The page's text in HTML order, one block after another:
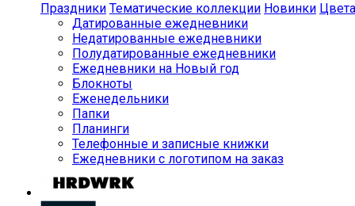
Праздники Тематические коллекции Новинки Цвета
Датированные ежедневники
Недатированные ежедневники
Полудатированные ежедневники
Ежедневники на Новый год
Блокноты
Еженедельники
Папки
Планинги
Телефонные и записные книжки
Ежедневники с логотипом на заказ